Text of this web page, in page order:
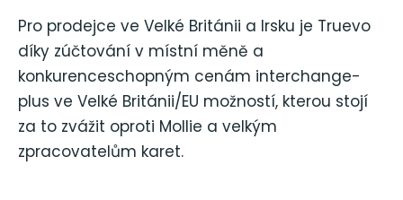
Pro prodejce ve Velké Británii a Irsku je Truevo
díky zúčtování v místní měně a
konkurenceschopným cenám interchange-
plus ve Velké Británii/EU možností, kterou stojí
za to zvážit oproti Mollie a velkým
zpracovatelům karet.